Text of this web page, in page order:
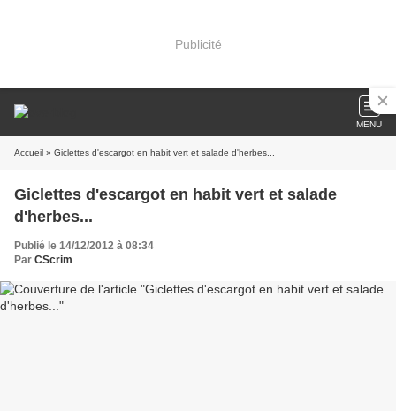
Publicité
MENU
Accueil » Giclettes d'escargot en habit vert et salade d'herbes...
Giclettes d'escargot en habit vert et salade
d'herbes...
Publié le 14/12/2012 à 08:34
Par CScrim